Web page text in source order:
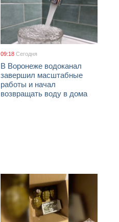
09:18 Сегодня
В Воронеже водоканал
завершил масштабные
работы и начал
возвращать воду в дома